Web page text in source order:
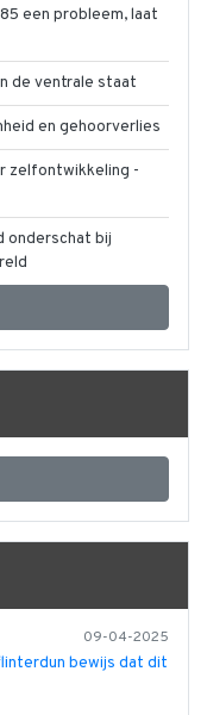
een probleem, laat
de ventrale staat
en gehoorverlies
zelfontwikkeling -
onderschat bij
09-04-2025
bewijs dat dit